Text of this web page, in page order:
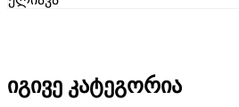
იგივე კატეგორია